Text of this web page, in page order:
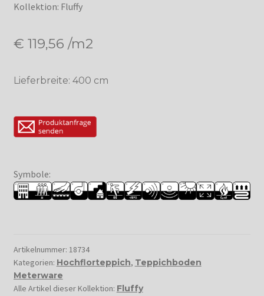
Kollektion: Fluffy
€ 119,56 /m2
Lieferbreite: 400 cm
Symbole:
Artikelnummer: 18734
Kategorien: Hochflorteppich, Teppichboden
Meterware
Alle Artikel dieser Kollektion: Fluffy